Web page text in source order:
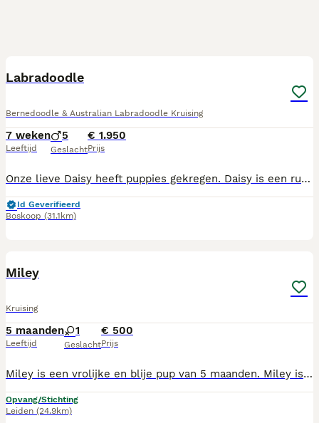
Labradoodle
Bernedoodle & Australian Labradoodle Kruising
7 weken
Leeftijd
5
Geslacht
€ 1.950
Prijs
Onze lieve Daisy heeft puppies gekregen. Daisy is een rustige bernerdoodle, blaft wanneer dat nodig is en kan goed alleen zijn en verhaard niet. De pups hebben een paspoort. De puppies groeien bij ons op in de keuken, zijn geluiden gewend. De puppies lopen regelmatig buiten, doen daar ook regelmatig hun behoefte. De puppies zijn door de dierenarts nagekeken en hebben een flens of crul vacht. Daisy schofthoogte: 52 Vader schofthoogte: 45 Voor verdere vragen of serieuze interesse, zijn de pups te bewonderen of kan ik meer informatie geven.
Id Geverifieerd
Boskoop (31.1km)
Miley
Kruising
5 maanden
Leeftijd
1
Geslacht
€ 500
Prijs
Miley is een vrolijke en blije pup van 5 maanden. Miley is door een lieve mevrouw uit een gemeente asiel in Bulgarije weggehaald. De kans dat zij hier anders uit zal komen was heel erg klein. Deze mevrouw heeft Miley opgevangen tot zij oud genoeg was om naar Nederland te komen. Miley is een vrolijke meid en een echte knuffel. Ze ligt graag dichtbij je of tegen je aan. Loop je ergens en vind Miley het tijd om te knuffelen? Dan laat zij zich gewoon op haar rug vallen. Kinderen zullen geen probleem voor Miley zijn. Katten kent zij nog niet. Zoals iedere jonge hond moet Miley nog alles leren. Met geduld, liefde en begeleiding zal ze zich ontwikkelen tot een geweldige huisgenoot. Een puppycursus is daarom zeker aan te raden. Zo bouwen jullie samen aan vertrouwen, een goede band en vooral veel plezier. Miley zal genieten van fijne wandelingen en heeft het nodig een lange wandeling te maken. Aan de riem lopen vind Miley nog erg raar. Wij verwachten dat Miley een grote dame zal worden. Ben je op zoek naar een lieve vriendin? Neem dan contact met ons op voor een kennismaking. Miley is gevaccineerd, ontwormd, behandeld tegen vlooien en teken, 3D test, gechipt en in het bezit van een Europees paspoort. Miley krijgt een veiligheidstuig en heupgordel mee.
Opvang/Stichting
Leiden (24.9km)